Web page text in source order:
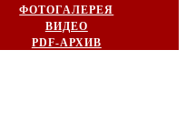
ФОТОГАЛЕРЕЯ
ВИДЕО
PDF-АРХИВ